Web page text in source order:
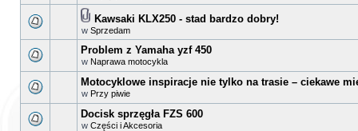
Kawsaki KLX250 - stad bardzo dobry!
w Sprzedam
Problem z Yamaha yzf 450
w Naprawa motocykla
Motocyklowe inspiracje nie tylko na trasie – ciekawe
w Przy piwie
Docisk sprzęgła FZS 600
w Części i Akcesoria